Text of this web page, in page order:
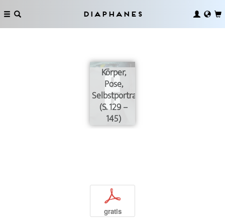
Diaphanes
Körper,
Pose,
Selbstportraits
(S. 129 –
145)
p
gratis